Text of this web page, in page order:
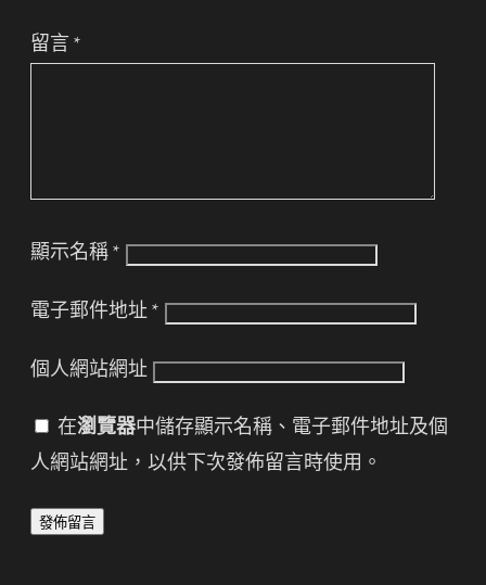
留言 *
顯示名稱 *
電子郵件地址 *
個人網站網址
在瀏覽器中儲存顯示名稱、電子郵件地址及個
人網站網址，以供下次發佈留言時使用。